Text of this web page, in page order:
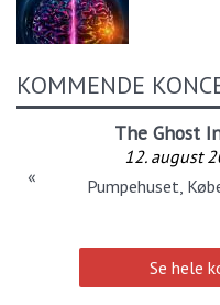
KOMMENDE
The Ghost
12. august
Pumpehuset,
«
Se hele